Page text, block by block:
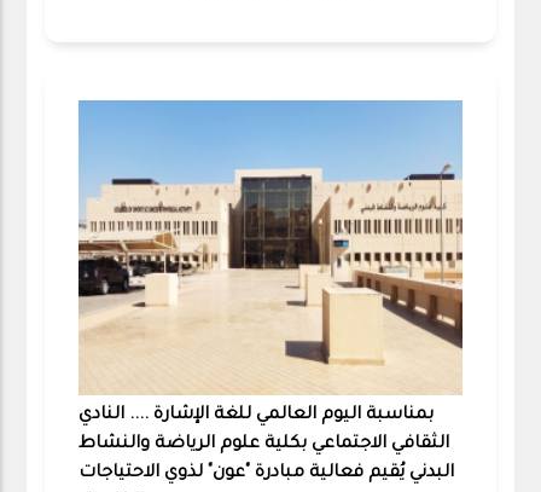
بمناسبة اليوم العالمي للغة الإشارة .... النادي
الثقافي الاجتماعي بكلية علوم الرياضة والنشاط
البدني يُقيم فعالية مبادرة "عون" لذوي الاحتياجات